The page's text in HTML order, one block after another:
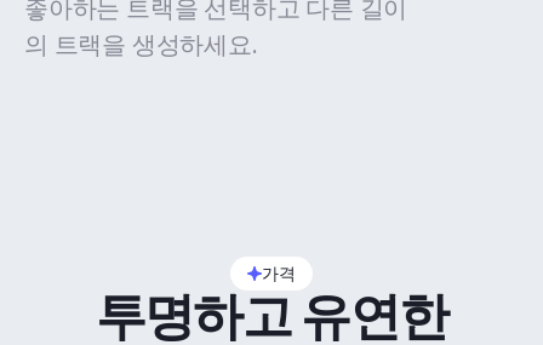
좋아하는 트랙을 선택하고 다른 길이
의 트랙을 생성하세요.
가격
투명하고 유연한